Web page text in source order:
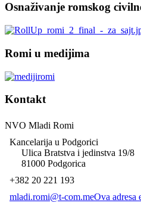
Osnaživanje romskog
Romi u medijima
Kontakt
NVO Mladi Romi
Kancelarija u Podgorici
Ulica Bratstva i jedinstva 19/8
81000 Podgorica
+382 20 221 193
mladi.romi@t-com.meOva adresa